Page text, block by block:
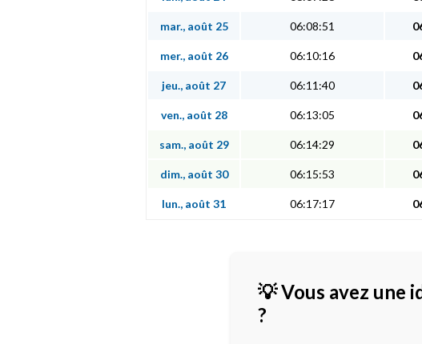
mar., août 25 06:08:51
mer., août 26 06:10:16
jeu., août 27 06:11:40
ven., août 28 06:13:05
sam., août 29 06:14:29
dim., août 30 06:15:53
lun., août 31 06:17:17
💡 Vous avez une
?